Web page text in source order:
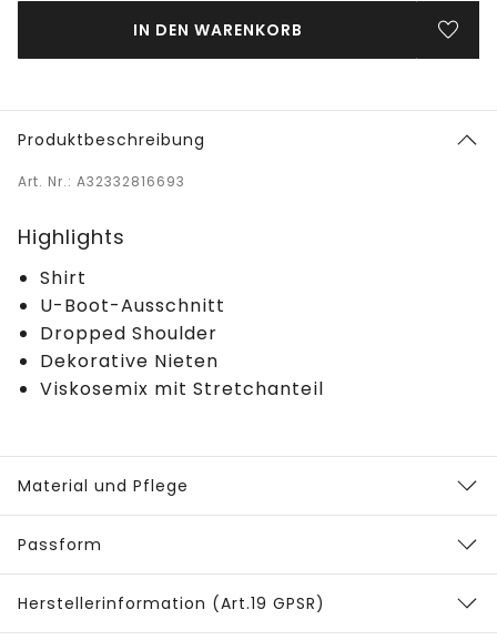
IN DEN WARENKORB
Produktbeschreibung
Art. Nr.: A32332816693
Highlights
Shirt
U-Boot-Ausschnitt
Dropped Shoulder
Dekorative Nieten
Viskosemix mit Stretchanteil
Material und Pflege
Passform
Herstellerinformation (Art.19 GPSR)